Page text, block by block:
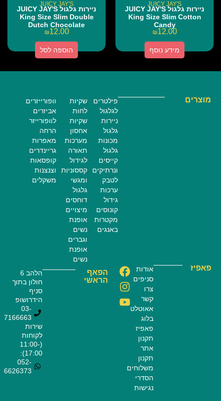
JUICY JAY'S
ניירות גלגול JUICY JAY'S
King Size Slim Cotton
Candy
₪12.00
מידע נוסף
JUICY JAY'S
ניירות גלגול JUICY JAY'S
King Size Slim Double
Dutch Chocolate
₪12.00
הוספה לסל
מוצרים
פילטרים
לגלגול
ניירות
גלגול
מכונות
גלגול
קייסים
ונרתיקים
לטבק
ערכות
גידול
קונוסים
מקטרות
באנגים
שקיות
לחות
שקיות
אחסון
מערכות
תאורה
לגידול
קססוניות
ומגשי
גלגול
דוחסים
מיצויים
אופנת
נשים
וגברים
אופנת
נשים
וופורייזרים
אביזרים
לוופורייזר
הרחה
מאפרות
גריינדרים
קופסאות
וצנצנות
משקלים
פאפיז
אודות
סניפים
צרו
קשר
אאוטלט
בלוג
פאפיז
תקנון
אתר
תקנון
משלוחים
הסדרי
נגישות
הפאף
הראשי
הלהב 6
חולון בתוך
סניף
הידרושופ
03-
7166663
שירות
לקוחות
(11:00-
17:00):
052-
6626373